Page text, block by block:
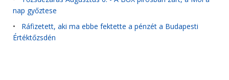
nap győztese
• Ráfizetett, aki ma ebbe fektette a pénzét a Budapesti
Értéktőzsdén